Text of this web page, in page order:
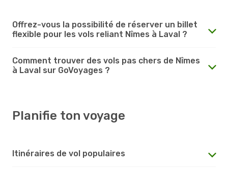
Offrez-vous la possibilité de réserver un billet
flexible pour les vols reliant Nîmes à Laval ?
Comment trouver des vols pas chers de Nîmes
à Laval sur GoVoyages ?
Planifie ton voyage
Itinéraires de vol populaires